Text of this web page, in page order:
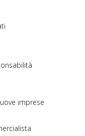
imprese